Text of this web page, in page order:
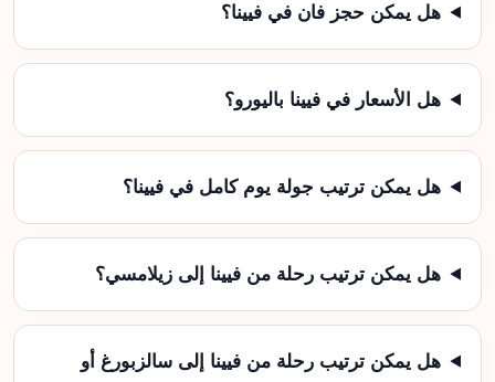
هل يمكن حجز فان في فيينا؟
هل الأسعار في فيينا باليورو؟
هل يمكن ترتيب جولة يوم كامل في فيينا؟
هل يمكن ترتيب رحلة من فيينا إلى زيلامسي؟
هل يمكن ترتيب رحلة من فيينا إلى سالزبورغ أو